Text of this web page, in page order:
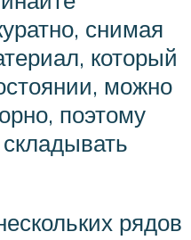
снимая
который
можно
поэтому
рядов